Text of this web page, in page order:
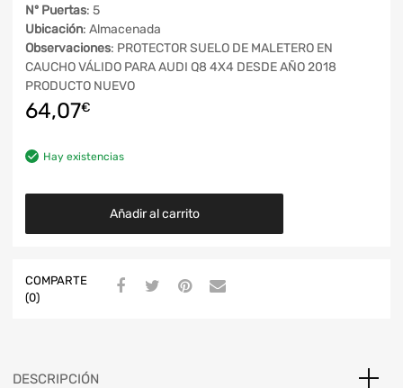
Nº Puertas: 5
Ubicación: Almacenada
Observaciones: PROTECTOR SUELO DE MALETERO EN
CAUCHO VÁLIDO PARA AUDI Q8 4X4 DESDE AÑO 2018
PRODUCTO NUEVO
64,07€
Hay existencias
Añadir al carrito
COMPARTE
(0)
DESCRIPCIÓN